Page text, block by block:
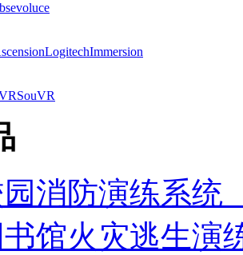
evoluce
LogitechImmersion
SouVR
消防演练系统
馆火灾逃生演